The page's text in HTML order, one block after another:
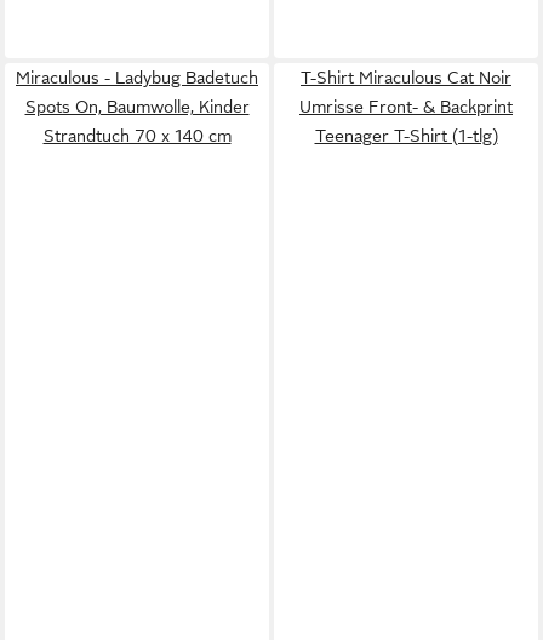
Miraculous - Ladybug Badetuch
Spots On, Baumwolle, Kinder
Strandtuch 70 x 140 cm
T-Shirt Miraculous Cat Noir
Umrisse Front- & Backprint
Teenager T-Shirt (1-tlg)